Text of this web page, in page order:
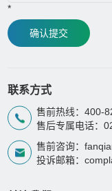
*
确认提交
联系方式
售前热线：400-
售后专属电话：
售前咨询：
投诉邮箱：